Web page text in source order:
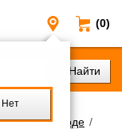
(0)
Москва
Нет
на природе /